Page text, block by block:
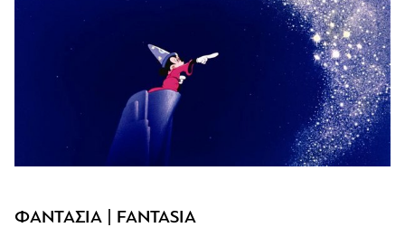
ΦΑΝΤΑΣΙΑ | FANTASIA